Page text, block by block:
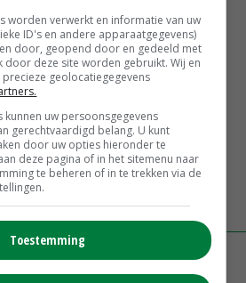
15:29
noteert eerste zaaiuien op
20 euro
14:59
boerenacties in Twente en
zetten de trend
14:48
veroorzaakt steeds meer problemen:
afgelopen week al leeg’
worden verwerkt en informatie van uw
ID's en andere apparaatgegevens)
door, geopend door en gedeeld met
door deze site worden gebruikt. Wij en
geolocatiegegevens
kunnen uw persoonsgegevens
gerechtvaardigd belang. U kunt
door uw opties hieronder te
deze pagina of in het sitemenu naar
te beheren of in te trekken via de
Toestemming